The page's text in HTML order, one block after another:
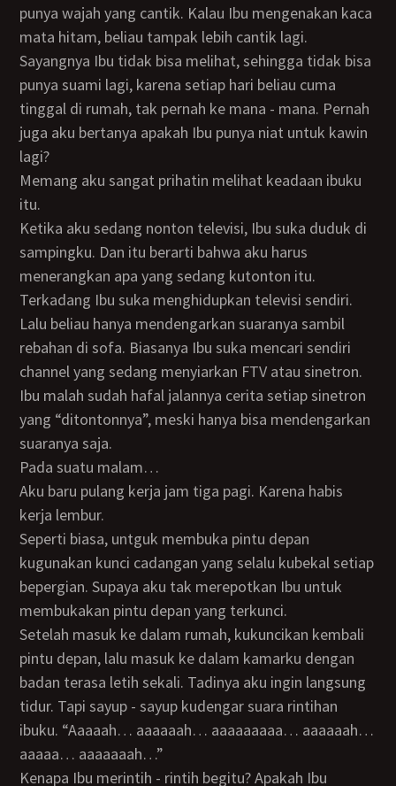
punya wajah yang cantik. Kalau Ibu mengenakan kaca
mata hitam, beliau tampak lebih cantik lagi.
Sayangnya Ibu tidak bisa melihat, sehingga tidak bisa
punya suami lagi, karena setiap hari beliau cuma
tinggal di rumah, tak pernah ke mana - mana. Pernah
juga aku bertanya apakah Ibu punya niat untuk kawin
lagi?
Memang aku sangat prihatin melihat keadaan ibuku
itu.
Ketika aku sedang nonton televisi, Ibu suka duduk di
sampingku. Dan itu berarti bahwa aku harus
menerangkan apa yang sedang kutonton itu.
Terkadang Ibu suka menghidupkan televisi sendiri.
Lalu beliau hanya mendengarkan suaranya sambil
rebahan di sofa. Biasanya Ibu suka mencari sendiri
channel yang sedang menyiarkan FTV atau sinetron.
Ibu malah sudah hafal jalannya cerita setiap sinetron
yang “ditontonnya”, meski hanya bisa mendengarkan
suaranya saja.
Pada suatu malam…
Aku baru pulang kerja jam tiga pagi. Karena habis
kerja lembur.
Seperti biasa, untguk membuka pintu depan
kugunakan kunci cadangan yang selalu kubekal setiap
bepergian. Supaya aku tak merepotkan Ibu untuk
membukakan pintu depan yang terkunci.
Setelah masuk ke dalam rumah, kukuncikan kembali
pintu depan, lalu masuk ke dalam kamarku dengan
badan terasa letih sekali. Tadinya aku ingin langsung
tidur. Tapi sayup - sayup kudengar suara rintihan
ibuku. “Aaaaah… aaaaaah… aaaaaaaaa… aaaaaah…
aaaaa… aaaaaaah…”
Kenapa Ibu merintih - rintih begitu? Apakah Ibu